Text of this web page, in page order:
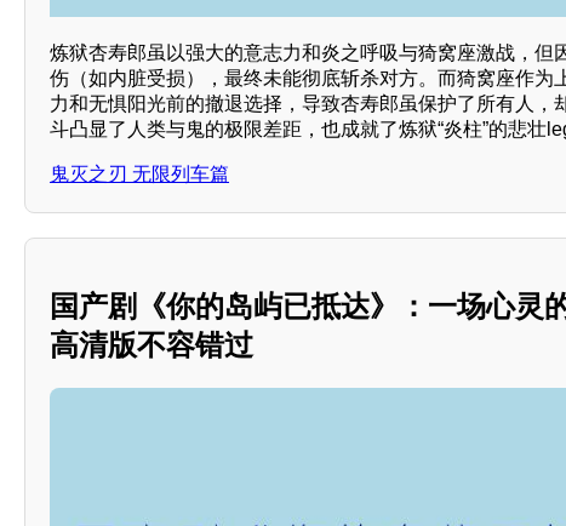
炼狱杏寿郎虽以强大的意志力和炎之呼吸与猗窝座激战，但
伤（如内脏受损），最终未能彻底斩杀对方。而猗窝座作为
力和无惧阳光前的撤退选择，导致杏寿郎虽保护了所有人，
斗凸显了人类与鬼的极限差距，也成就了炼狱“炎柱”的悲壮
鬼灭之刃 无限列车篇
国产剧《你的岛屿已抵达》：一场心灵
高清版不容错过